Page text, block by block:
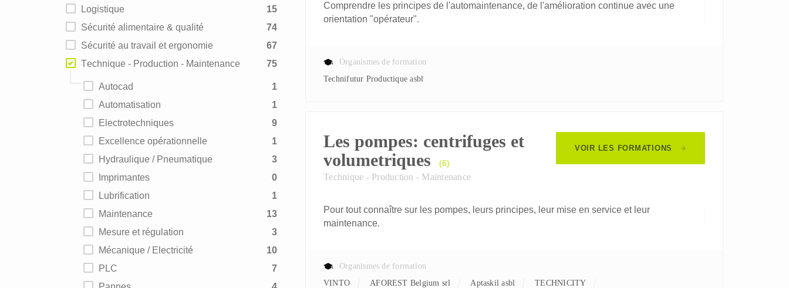
Logistique
15
Sécurité alimentaire & qualité
74
Sécurité au travail et ergonomie
67
Technique - Production - Maintenance
75
Autocad
1
Automatisation
1
Electrotechniques
9
Excellence opérationnelle
1
Hydraulique / Pneumatique
3
Imprimantes
0
Lubrification
1
Maintenance
13
Mesure et régulation
3
Mécanique / Electricité
10
PLC
7
Comprendre les principes de l'automaintenance, de l'amélioration continue avec une
orientation "opérateur".
Organismes de formation
Technifutur Productique asbl
VOIR LES FORMATIONS
Les pompes: centrifuges et
volumetriques
(6)
Technique - Production - Maintenance
Pour tout connaître sur les pompes, leurs principes, leur mise en service et leur
maintenance.
Organismes de formation
VINTO
AFOREST Belgium srl aptaskil asbl TECHNICITY